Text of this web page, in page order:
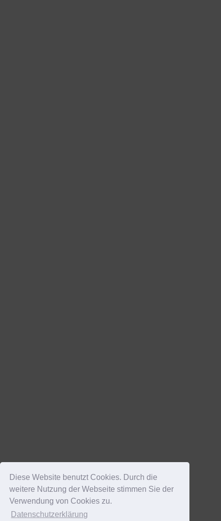
Diese Website benutzt Cookies. Durch die
weitere Nutzung der Webseite stimmen Sie der
Verwendung von Cookies zu.
Datenschutzerklärung